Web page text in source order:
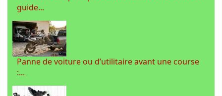
guide...
Panne de voiture ou d’utilitaire avant une course
:...